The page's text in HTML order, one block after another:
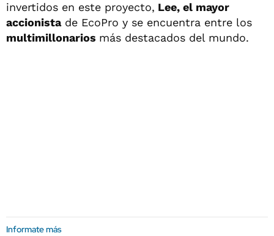
invertidos en este proyecto, Lee, el mayor
accionistade EcoPro y se encuentra entre los
multimillonarios más destacados del mundo.
Informate más